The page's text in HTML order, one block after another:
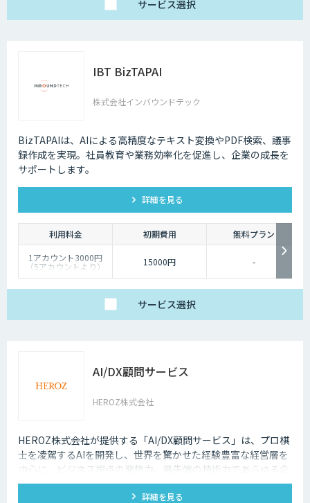
サービス選択
IBT BizTAPAI
株式会社インバウンドテック
BizTAPAIは、AIによる高精度なテキスト変換やPDF検索、議事
録作成を実現。社員教育や業務効率化を促進し、企業の成長を
サポートします。
詳細を見る
利用料金 初期費用
無料プラン
1アカウント3000円
（5アカウントより） 15000円 -
サービス選択
AI/DX顧問サービス
HEROZ株式会社
HEROZ株式会社が提供する「AI/DX顧問サービス」は、プロ棋
士を凌駕するAIを開発し、世界を驚かせた経験豊富な経営層を
中心に、ビジネス視点の発想力、最先端の技術力であらゆる企
業と組織のDXをAIの力でサポートします。
詳細を見る